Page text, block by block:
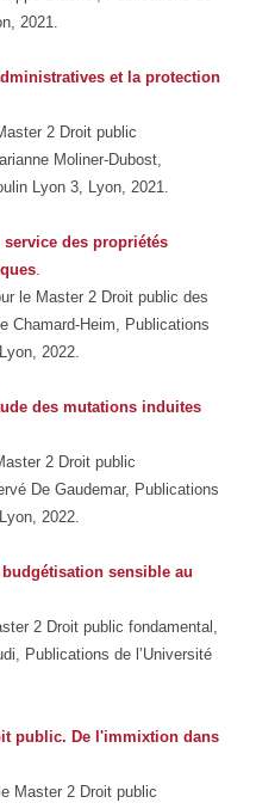
2021.
et la protection
2 Droit public
Moliner-Dubost,
Lyon 3, Lyon, 2021.
des propriétés
.
le Master 2 Droit public des
Chamard-Heim, Publications
2022.
des mutations induites
2 Droit public
De Gaudemar, Publications
2022.
sensible au
2 Droit public fondamental,
Publications de l’Université
public. De l'immixtion dans
Master 2 Droit public